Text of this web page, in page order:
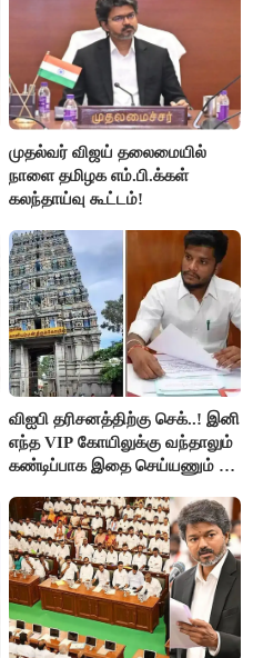
முதல்வர் விஜய் தலைமையில்
நாளை தமிழக எம்.பி.க்கள்
கலந்தாய்வு கூட்டம்!
விஐபி தரிசனத்திற்கு செக்..! இனி
எந்த VIP கோயிலுக்கு வந்தாலும்
கண்டிப்பாக இதை செய்யணும் -